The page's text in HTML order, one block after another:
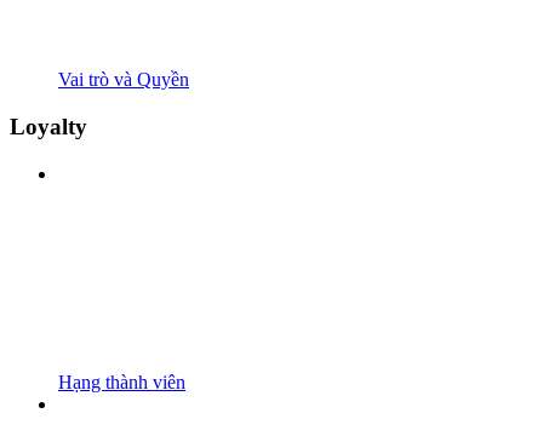
Vai trò và Quyền
Loyalty
Hạng thành viên